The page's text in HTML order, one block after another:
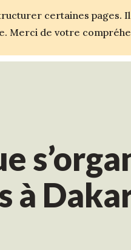
certaines pages.
Merci de votre
à